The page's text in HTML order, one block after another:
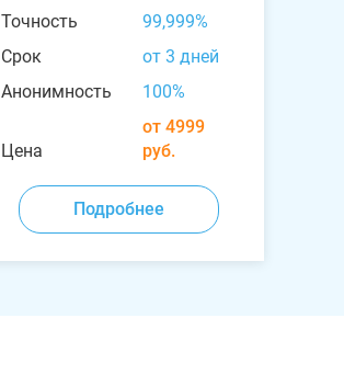
Точность
99,999%
Срок
от 3 дней
Анонимность
100%
Цена
от 4999
руб.
Подробнее